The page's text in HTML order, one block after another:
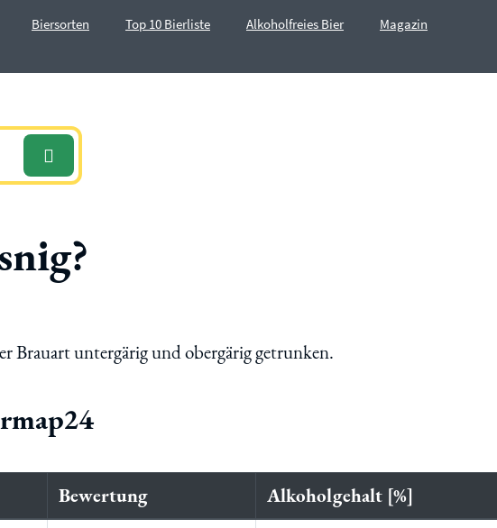
Biersorten Top 10 Bierliste Alkoholfreies Bier Magazin
Brauart untergärig und obergärig getrunken.
Bewertung
Alkoholgehalt [%]